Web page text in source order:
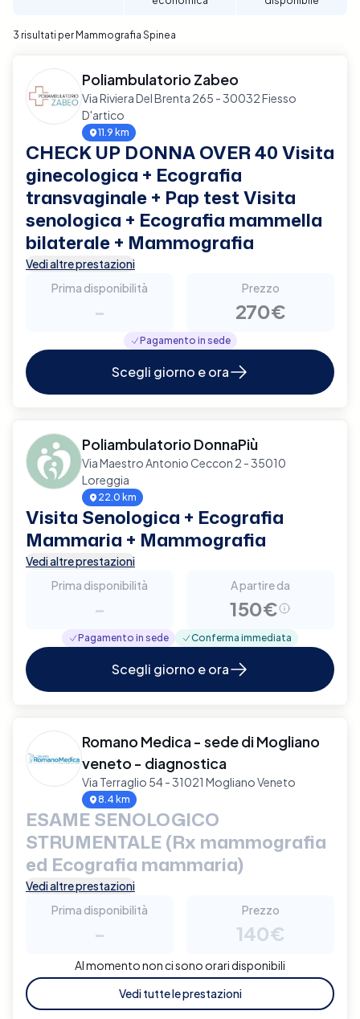
3 risultati per Mammografia Spinea
Poliambulatorio Zabeo
Via Riviera Del Brenta 265 - 30032 Fiesso
D'artico
11.9 km
CHECK UP DONNA OVER 40 Visita
ginecologica + Ecografia
transvaginale + Pap test Visita
senologica + Ecografia mammella
bilaterale + Mammografia
Vedi altre prestazioni
Prima disponibilità
-
Prezzo
270€
Pagamento in sede
Scegli giorno e ora
Poliambulatorio DonnaPiù
Via Maestro Antonio Ceccon 2 - 35010
Loreggia
22.0 km
Visita Senologica + Ecografia
Mammaria + Mammografia
Vedi altre prestazioni
Prima disponibilità
-
A partire da
150€
Pagamento in sede Conferma immediata
Scegli giorno e ora
Romano Medica - sede di Mogliano
veneto - diagnostica
Via Terraglio 54 - 31021 Mogliano Veneto
8.4 km
ESAME SENOLOGICO
STRUMENTALE (Rx mammografia
ed Ecografia mammaria)
Vedi altre prestazioni
Prima disponibilità
-
Prezzo
140€
Al momento non ci sono orari disponibili
Vedi tutte le prestazioni